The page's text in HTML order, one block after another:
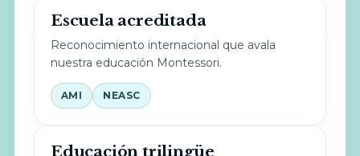
Escuela acreditada
Reconocimiento internacional que avala
nuestra educación Montessori.
AMI NEASC
Educación trilingüe